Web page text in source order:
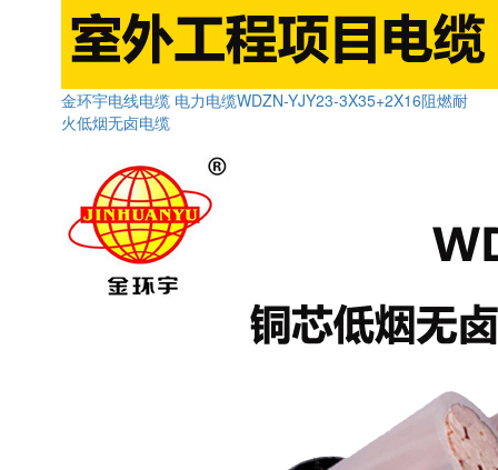
金环宇电线电缆 电力电缆WDZN-YJY23-3X35+2X16阻燃耐
火低烟无卤电缆